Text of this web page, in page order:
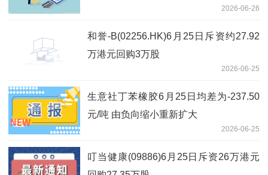
2026-06-26
和誉-B(02256.HK)6月25日斥资约27.92
万港元回购3万股
2026-06-25
生意社丁苯橡胶6月25日均差为-237.50
元/吨 由负向缩小重新扩大
2026-06-25
叮当健康(09886)6月25日斥资26万港元